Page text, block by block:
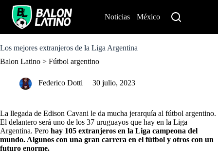
o
o
Noticias México
Los mejores extranjeros de la Liga Argentina
Balon Latino > Fútbol argentino
Federico Dotti 30 julio, 2023
La llegada de Edison Cavani le da mucha jerarquía al fútbol argentino.
El delantero será uno de los 37 uruguayos que hay en la Liga
Argentina. Pero hay 105 extranjeros en la Liga campeona del
mundo. Algunos con una gran carrera en el fútbol y otros con un
futuro enorme.